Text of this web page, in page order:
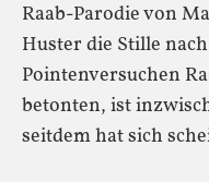
Raab-Parodie von
Huster die Stille
Pointenversuchen
betonten, ist
seitdem hat sich